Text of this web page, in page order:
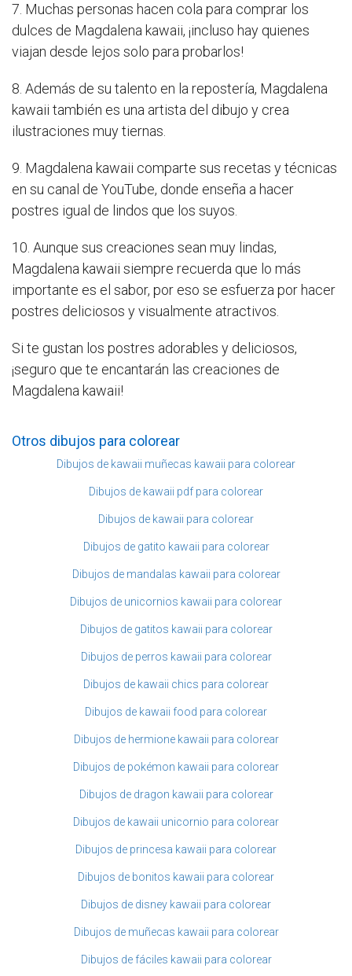
7. Muchas personas hacen cola para comprar los
dulces de Magdalena kawaii, ¡incluso hay quienes
viajan desde lejos solo para probarlos!
8. Además de su talento en la repostería, Magdalena
kawaii también es una artista del dibujo y crea
ilustraciones muy tiernas.
9. Magdalena kawaii comparte sus recetas y técnicas
en su canal de YouTube, donde enseña a hacer
postres igual de lindos que los suyos.
10. Aunque sus creaciones sean muy lindas,
Magdalena kawaii siempre recuerda que lo más
importante es el sabor, por eso se esfuerza por hacer
postres deliciosos y visualmente atractivos.
Si te gustan los postres adorables y deliciosos,
¡seguro que te encantarán las creaciones de
Magdalena kawaii!
Otros dibujos para colorear
Dibujos de kawaii muñecas kawaii para colorear
Dibujos de kawaii pdf para colorear
Dibujos de kawaii para colorear
Dibujos de gatito kawaii para colorear
Dibujos de mandalas kawaii para colorear
Dibujos de unicornios kawaii para colorear
Dibujos de gatitos kawaii para colorear
Dibujos de perros kawaii para colorear
Dibujos de kawaii chics para colorear
Dibujos de kawaii food para colorear
Dibujos de hermione kawaii para colorear
Dibujos de pokémon kawaii para colorear
Dibujos de dragon kawaii para colorear
Dibujos de kawaii unicornio para colorear
Dibujos de princesa kawaii para colorear
Dibujos de bonitos kawaii para colorear
Dibujos de disney kawaii para colorear
Dibujos de muñecas kawaii para colorear
Dibujos de fáciles kawaii para colorear